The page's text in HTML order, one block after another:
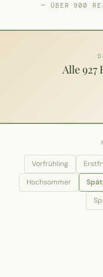
— ÜBER 900
Alle 927
Vorfrühling
Hochsommer